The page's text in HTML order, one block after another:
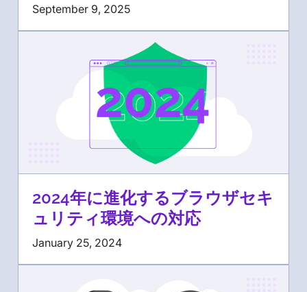
September 9, 2025
2024年に進化するブラウザセキ
ュリティ環境への対応
January 25, 2024